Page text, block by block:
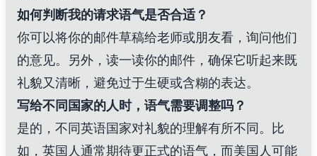
如何判断我的请求语气是否合适？
你可以将你的邮件草稿给老师或朋友看，询问他们
的意见。另外，读一读你的邮件，确保它听起来既
礼貌又清晰，避免过于生硬或含糊的表达。
写给不同国家的人时，语气需要调整吗？
是的，不同英语国家对礼貌的理解有所不同。比
如，英国人通常期待更正式的语气，而美国人可能